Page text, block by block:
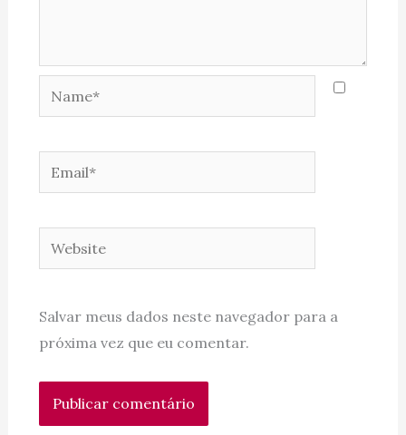
Name*
Email*
Website
Salvar meus dados neste navegador para a
próxima vez que eu comentar.